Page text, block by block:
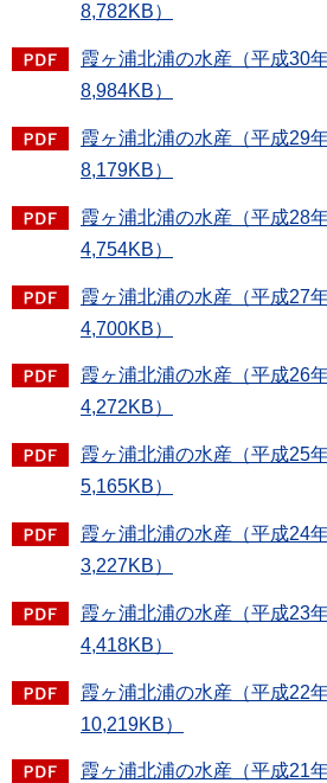
8,782KB）
霞ヶ浦北浦の水産（平成30
8,984KB）
霞ヶ浦北浦の水産（平成29
8,179KB）
霞ヶ浦北浦の水産（平成28
4,754KB）
霞ヶ浦北浦の水産（平成27
4,700KB）
霞ヶ浦北浦の水産（平成26
4,272KB）
霞ヶ浦北浦の水産（平成25
5,165KB）
霞ヶ浦北浦の水産（平成24
3,227KB）
霞ヶ浦北浦の水産（平成23
4,418KB）
霞ヶ浦北浦の水産（平成22
10,219KB）
霞ヶ浦北浦の水産（平成21